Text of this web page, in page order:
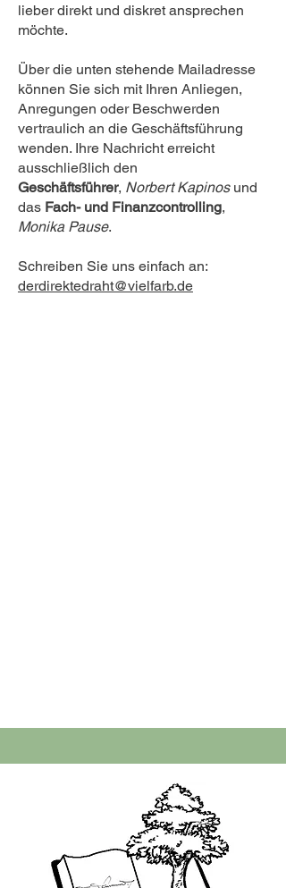
lieber direkt und diskret ansprechen
möchte.
Über die unten stehende Mailadresse
können Sie sich mit Ihren Anliegen,
Anregungen oder Beschwerden
vertraulich an die Geschäftsführung
wenden. Ihre Nachricht erreicht
ausschließlich den
Geschäftsführer, Norbert Kapinosund
das Fach- und Finanzcontrolling,
Monika Pause.
Schreiben Sie uns einfach an:
derdirektedraht@vielfarb.de